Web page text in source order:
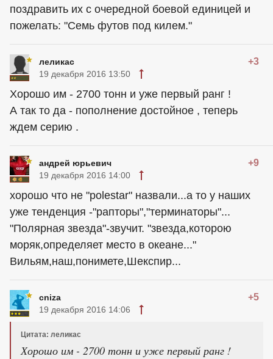
поздравить их с очередной боевой единицей и
пожелать: "Семь футов под килем."
леликас +3
19 декабря 2016 13:50
Хорошо им - 2700 тонн и уже первый ранг !
А так то да - пополнение достойное , теперь
ждем серию .
андрей юрьевич +9
19 декабря 2016 14:00
хорошо что не "polestar" назвали...а то у наших
уже тенденция -"рапторы","терминаторы"...
"Полярная звезда"-звучит. "звезда,которою
моряк,определяет место в океане..."
Вильям,наш,понимете,Шекспир...
cniza +5
19 декабря 2016 14:06
Цитата: леликас
Хорошо им - 2700 тонн и уже первый ранг !